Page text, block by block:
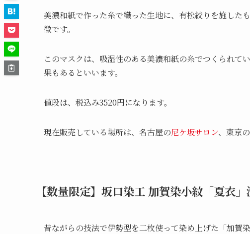
美濃和紙で作った糸で織った生地に、有松絞りを施した
徴です。
このマスクは、吸湿性のある美濃和紙の糸でつくられて
果もあるといいます。
値段は、税込み3520円になります。
現在販売している場所は、名古屋の尼ケ坂サロン、東京の
【数量限定】坂口染工 加賀染小紋「夏衣
昔ながらの技法で伊勢型を二枚使って染め上げた「加賀